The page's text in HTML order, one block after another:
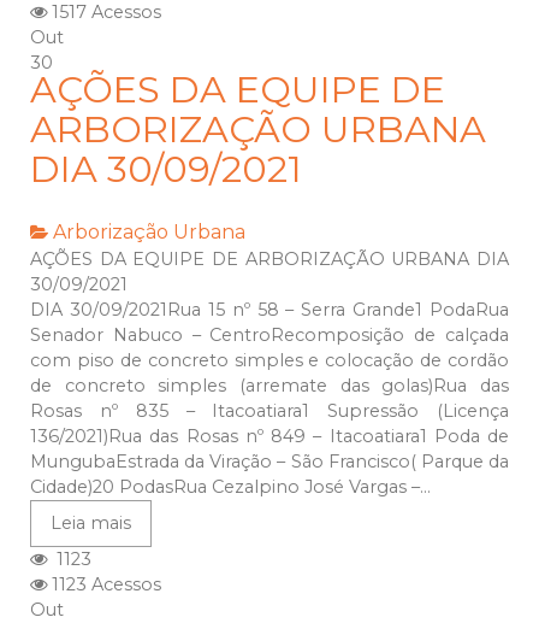
1517 Acessos
Out
30
AÇÕES DA EQUIPE DE
ARBORIZAÇÃO URBANA
DIA 30/09/2021
Arborização Urbana
AÇÕES DA EQUIPE DE ARBORIZAÇÃO URBANA DIA
30/09/2021
DIA 30/09/2021Rua 15 nº 58 – Serra Grande1 PodaRua
Senador Nabuco – CentroRecomposição de calçada
com piso de concreto simples e colocação de cordão
de concreto simples (arremate das golas)Rua das
Rosas nº 835 – Itacoatiara1 Supressão (Licença
136/2021)Rua das Rosas nº 849 – Itacoatiara1 Poda de
MungubaEstrada da Viração – São Francisco( Parque da
Cidade)20 PodasRua Cezalpino José Vargas –...
Leia mais
1123
1123 Acessos
Out